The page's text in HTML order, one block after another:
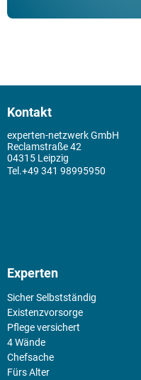
Kontakt
experten-netzwerk GmbH
Reclamstraße 42
04315 Leipzig
+49 341 98995950
Experten
Sicher Selbstständig
Existenz­vorsorge
Pflege versichert
4 Wände
Chefsache
Fürs Alter